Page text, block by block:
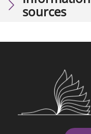
sources